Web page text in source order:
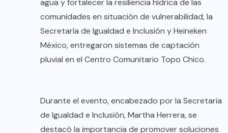
agua y fortalecer la resiliencia hídrica de las
comunidades en situación de vulnerabilidad, la
Secretaría de Igualdad e Inclusión y Heineken
México, entregaron sistemas de captación
pluvial en el Centro Comunitario Topo Chico.
Durante el evento, encabezado por la Secretaria
de Igualdad e Inclusión, Martha Herrera, se
destacó la importancia de promover soluciones